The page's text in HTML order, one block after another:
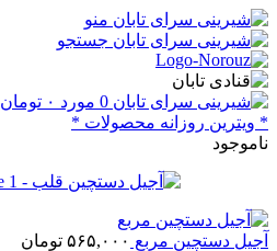
منو
جستجو
0 مورد ۰ تومان
* ویترین روزانه محصولات *
ناموجود
آجیل دستچین مربع ۵۶۵,۰۰۰ تومان